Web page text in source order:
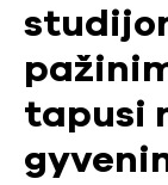
tapusi